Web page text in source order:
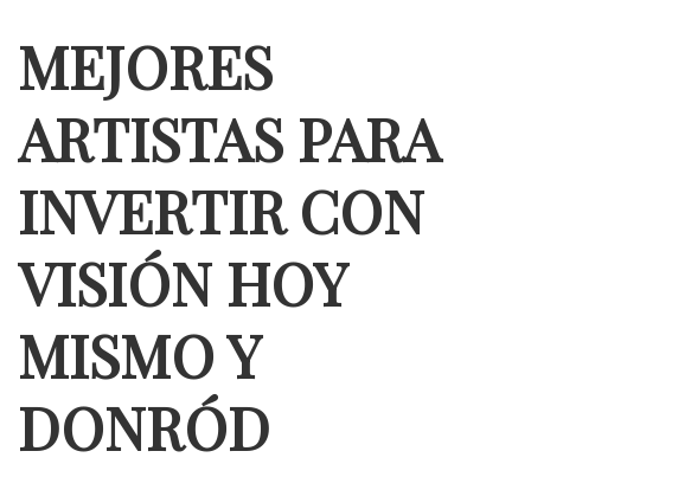
MEJORES
ARTISTAS PARA
INVERTIR CON
VISIÓN HOY
MISMO Y
DONRÓD